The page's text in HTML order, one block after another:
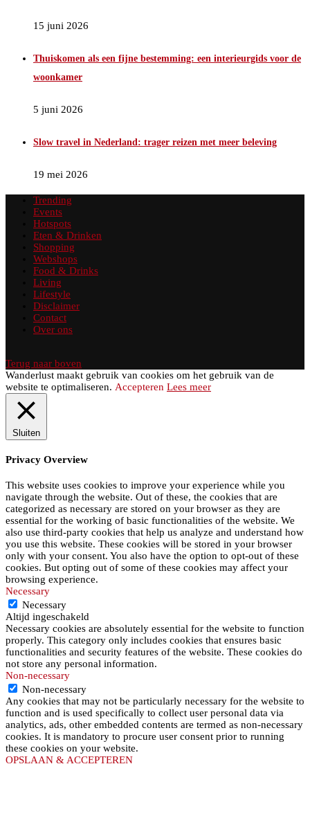
15 juni 2026
Thuiskomen als een fijne bestemming: een interieurgids voor de
woonkamer
5 juni 2026
Slow travel in Nederland: trager reizen met meer beleving
19 mei 2026
Trending
Events
Hotspots
Eten & Drinken
Shopping
Webshops
Food & Drinks
Living
Lifestyle
Disclaimer
Contact
Over ons
Terug naar boven
Wanderlust maakt gebruik van cookies om het gebruik van de
website te optimaliseren. Accepteren Lees meer
Sluiten
Privacy Overview
This website uses cookies to improve your experience while you
navigate through the website. Out of these, the cookies that are
categorized as necessary are stored on your browser as they are
essential for the working of basic functionalities of the website. We
also use third-party cookies that help us analyze and understand how
you use this website. These cookies will be stored in your browser
only with your consent. You also have the option to opt-out of these
cookies. But opting out of some of these cookies may affect your
browsing experience.
Necessary
Necessary
Altijd ingeschakeld
Necessary cookies are absolutely essential for the website to function
properly. This category only includes cookies that ensures basic
functionalities and security features of the website. These cookies do
not store any personal information.
Non-necessary
Non-necessary
Any cookies that may not be particularly necessary for the website to
function and is used specifically to collect user personal data via
analytics, ads, other embedded contents are termed as non-necessary
cookies. It is mandatory to procure user consent prior to running
these cookies on your website.
OPSLAAN & ACCEPTEREN